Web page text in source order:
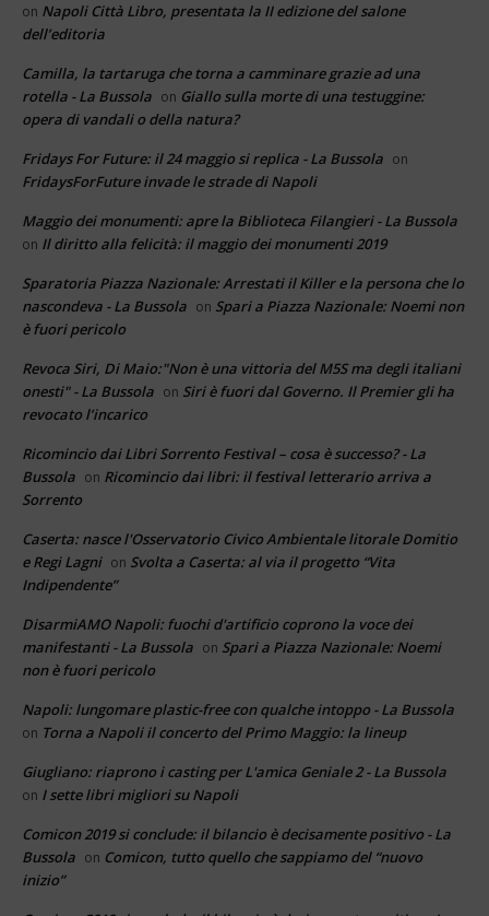
on Napoli Città Libro, presentata la II edizione del salone
dell’editoria
Camilla, la tartaruga che torna a camminare grazie ad una
rotella - La Bussola on Giallo sulla morte di una testuggine:
opera di vandali o della natura?
Fridays For Future: il 24 maggio si replica - La Bussola on
FridaysForFuture invade le strade di Napoli
Maggio dei monumenti: apre la Biblioteca Filangieri - La Bussola
on Il diritto alla felicità: il maggio dei monumenti 2019
Sparatoria Piazza Nazionale: Arrestati il Killer e la persona che lo
nascondeva - La Bussola on Spari a Piazza Nazionale: Noemi non
è fuori pericolo
Revoca Siri, Di Maio:"Non è una vittoria del M5S ma degli italiani
onesti" - La Bussola on Siri è fuori dal Governo. Il Premier gli ha
revocato l’incarico
Ricomincio dai Libri Sorrento Festival – cosa è successo? - La
Bussola on Ricomincio dai libri: il festival letterario arriva a
Sorrento
Caserta: nasce l'Osservatorio Civico Ambientale litorale Domitio
e Regi Lagni on Svolta a Caserta: al via il progetto “Vita
Indipendente”
DisarmiAMO Napoli: fuochi d'artificio coprono la voce dei
manifestanti - La Bussola on Spari a Piazza Nazionale: Noemi
non è fuori pericolo
Napoli: lungomare plastic-free con qualche intoppo - La Bussola
on Torna a Napoli il concerto del Primo Maggio: la lineup
Giugliano: riaprono i casting per L'amica Geniale 2 - La Bussola
on I sette libri migliori su Napoli
Comicon 2019 si conclude: il bilancio è decisamente positivo - La
Bussola on Comicon, tutto quello che sappiamo del “nuovo
inizio”